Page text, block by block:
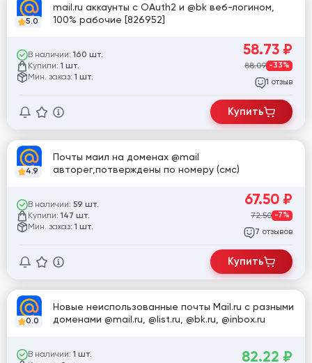
5.0
mail.ru аккаунты с OAuth2 и @bk веб-логином,
100% рабочие [826952]
В наличии: 160 шт.
Купили: 1 шт.
Мин. заказ: 1 шт.
58.73 ₽
88.09 -33%
1 отзыв
Купить
4.9
Почты маил на доменах @mail
авторег,потверждены по номеру (смс)
В наличии: 59 шт.
Купили: 147 шт.
Мин. заказ: 1 шт.
67.50 ₽
72.50 -7%
7 отзывов
Купить
0.0
Новые неиспользованные почты Mail.ru с разными
доменами @mail.ru, @list.ru, @bk.ru, @inbox.ru
В наличии: 1 шт. 82.22 ₽